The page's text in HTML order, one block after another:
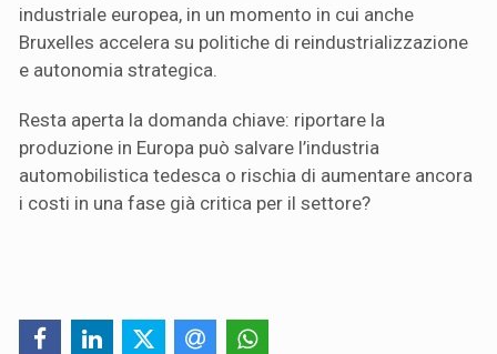
industriale europea, in un momento in cui anche
Bruxelles accelera su politiche di reindustrializzazione
e autonomia strategica.
Resta aperta la domanda chiave: riportare la
produzione in Europa può salvare l’industria
automobilistica tedesca o rischia di aumentare ancora
i costi in una fase già critica per il settore?